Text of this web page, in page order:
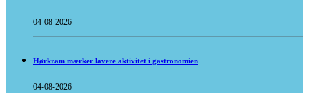
04-08-2026
Hørkram mærker lavere aktivitet i gastronomien
04-08-2026